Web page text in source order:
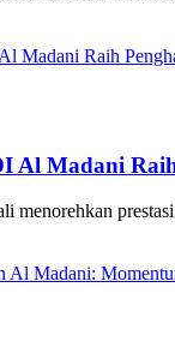
Al Madani
prestasi